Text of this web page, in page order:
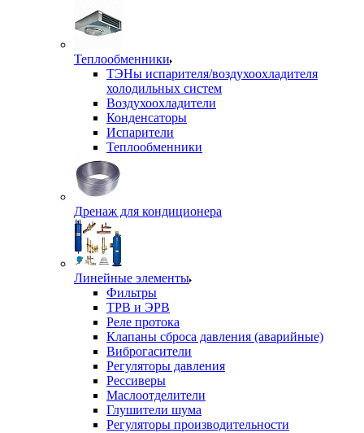
Теплообменники
ТЭНы испарителя/воздухоохладителя
холодильных систем
Воздухоохладители
Конденсаторы
Испарители
Теплообменники
Дренаж для кондиционера
Линейные элементы
Фильтры
ТРВ и ЭРВ
Реле протока
Клапаны сброса давления (аварийные)
Виброгасители
Регуляторы давления
Рессиверы
Маслоотделители
Глушители шума
Регуляторы производительности